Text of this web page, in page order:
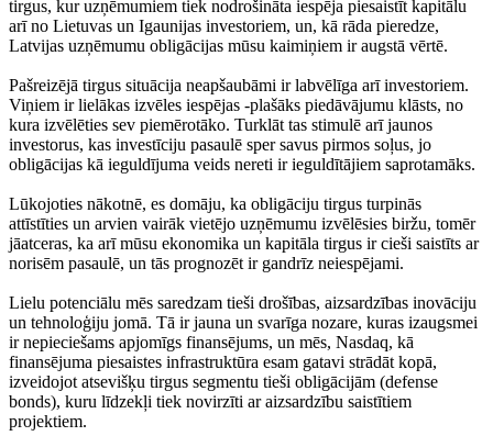
tirgus, kur uzņēmumiem tiek nodrošināta iespēja piesaistīt kapitālu
arī no Lietuvas un Igaunijas investoriem, un, kā rāda pieredze,
Latvijas uzņēmumu obligācijas mūsu kaimiņiem ir augstā vērtē.
Pašreizējā tirgus situācija neapšaubāmi ir labvēlīga arī investoriem.
Viņiem ir lielākas izvēles iespējas -plašāks piedāvājumu klāsts, no
kura izvēlēties sev piemērotāko. Turklāt tas stimulē arī jaunos
investorus, kas investīciju pasaulē sper savus pirmos soļus, jo
obligācijas kā ieguldījuma veids nereti ir ieguldītājiem saprotamāks.
Lūkojoties nākotnē, es domāju, ka obligāciju tirgus turpinās
attīstīties un arvien vairāk vietējo uzņēmumu izvēlēsies biržu, tomēr
jāatceras, ka arī mūsu ekonomika un kapitāla tirgus ir cieši saistīts ar
norisēm pasaulē, un tās prognozēt ir gandrīz neiespējami.
Lielu potenciālu mēs saredzam tieši drošības, aizsardzības inovāciju
un tehnoloģiju jomā. Tā ir jauna un svarīga nozare, kuras izaugsmei
ir nepieciešams apjomīgs finansējums, un mēs, Nasdaq, kā
finansējuma piesaistes infrastruktūra esam gatavi strādāt kopā,
izveidojot atsevišķu tirgus segmentu tieši obligācijām (defense
bonds), kuru līdzekļi tiek novirzīti ar aizsardzību saistītiem
projektiem.